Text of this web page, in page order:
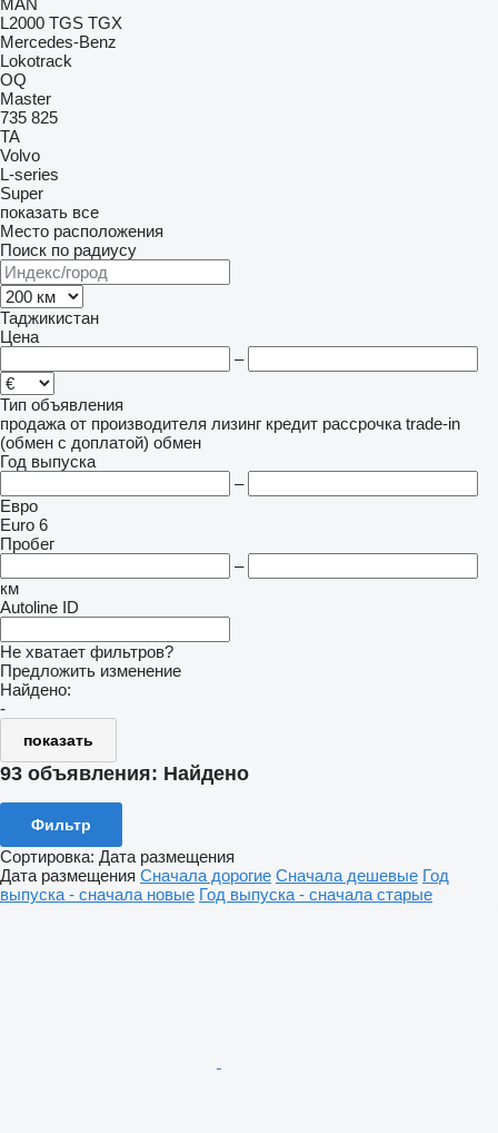
MAN
L2000 TGS TGX
Mercedes-Benz
Lokotrack
OQ
Master
735 825
TA
Volvo
L-series
Super
показать все
Место расположения
Поиск по радиусу
Таджикистан
Цена
–
Тип объявления
продажа от производителя лизинг кредит рассрочка trade-in
(обмен с доплатой) обмен
Год выпуска
–
Евро
Euro 6
Пробег
–
км
Autoline ID
Не хватает фильтров?
Предложить изменение
Найдено:
-
показать
93 объявления: Найдено
Фильтр
Сортировка: Дата размещения
Дата размещения Сначала дорогие Сначала дешевые Год
выпуска - сначала новые Год выпуска - сначала старые